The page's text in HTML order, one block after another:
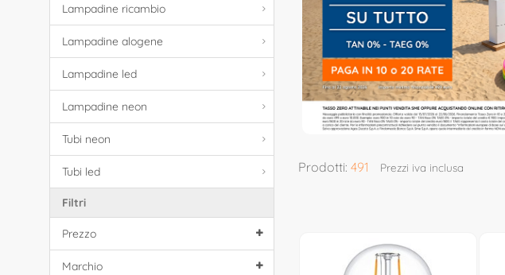
Lampadine ricambio
Lampadine alogene
Lampadine led
Lampadine neon
Tubi neon
Tubi led
Filtri
Prezzo
Marchio
Prodotti: 491 Prezzi iva inclusa